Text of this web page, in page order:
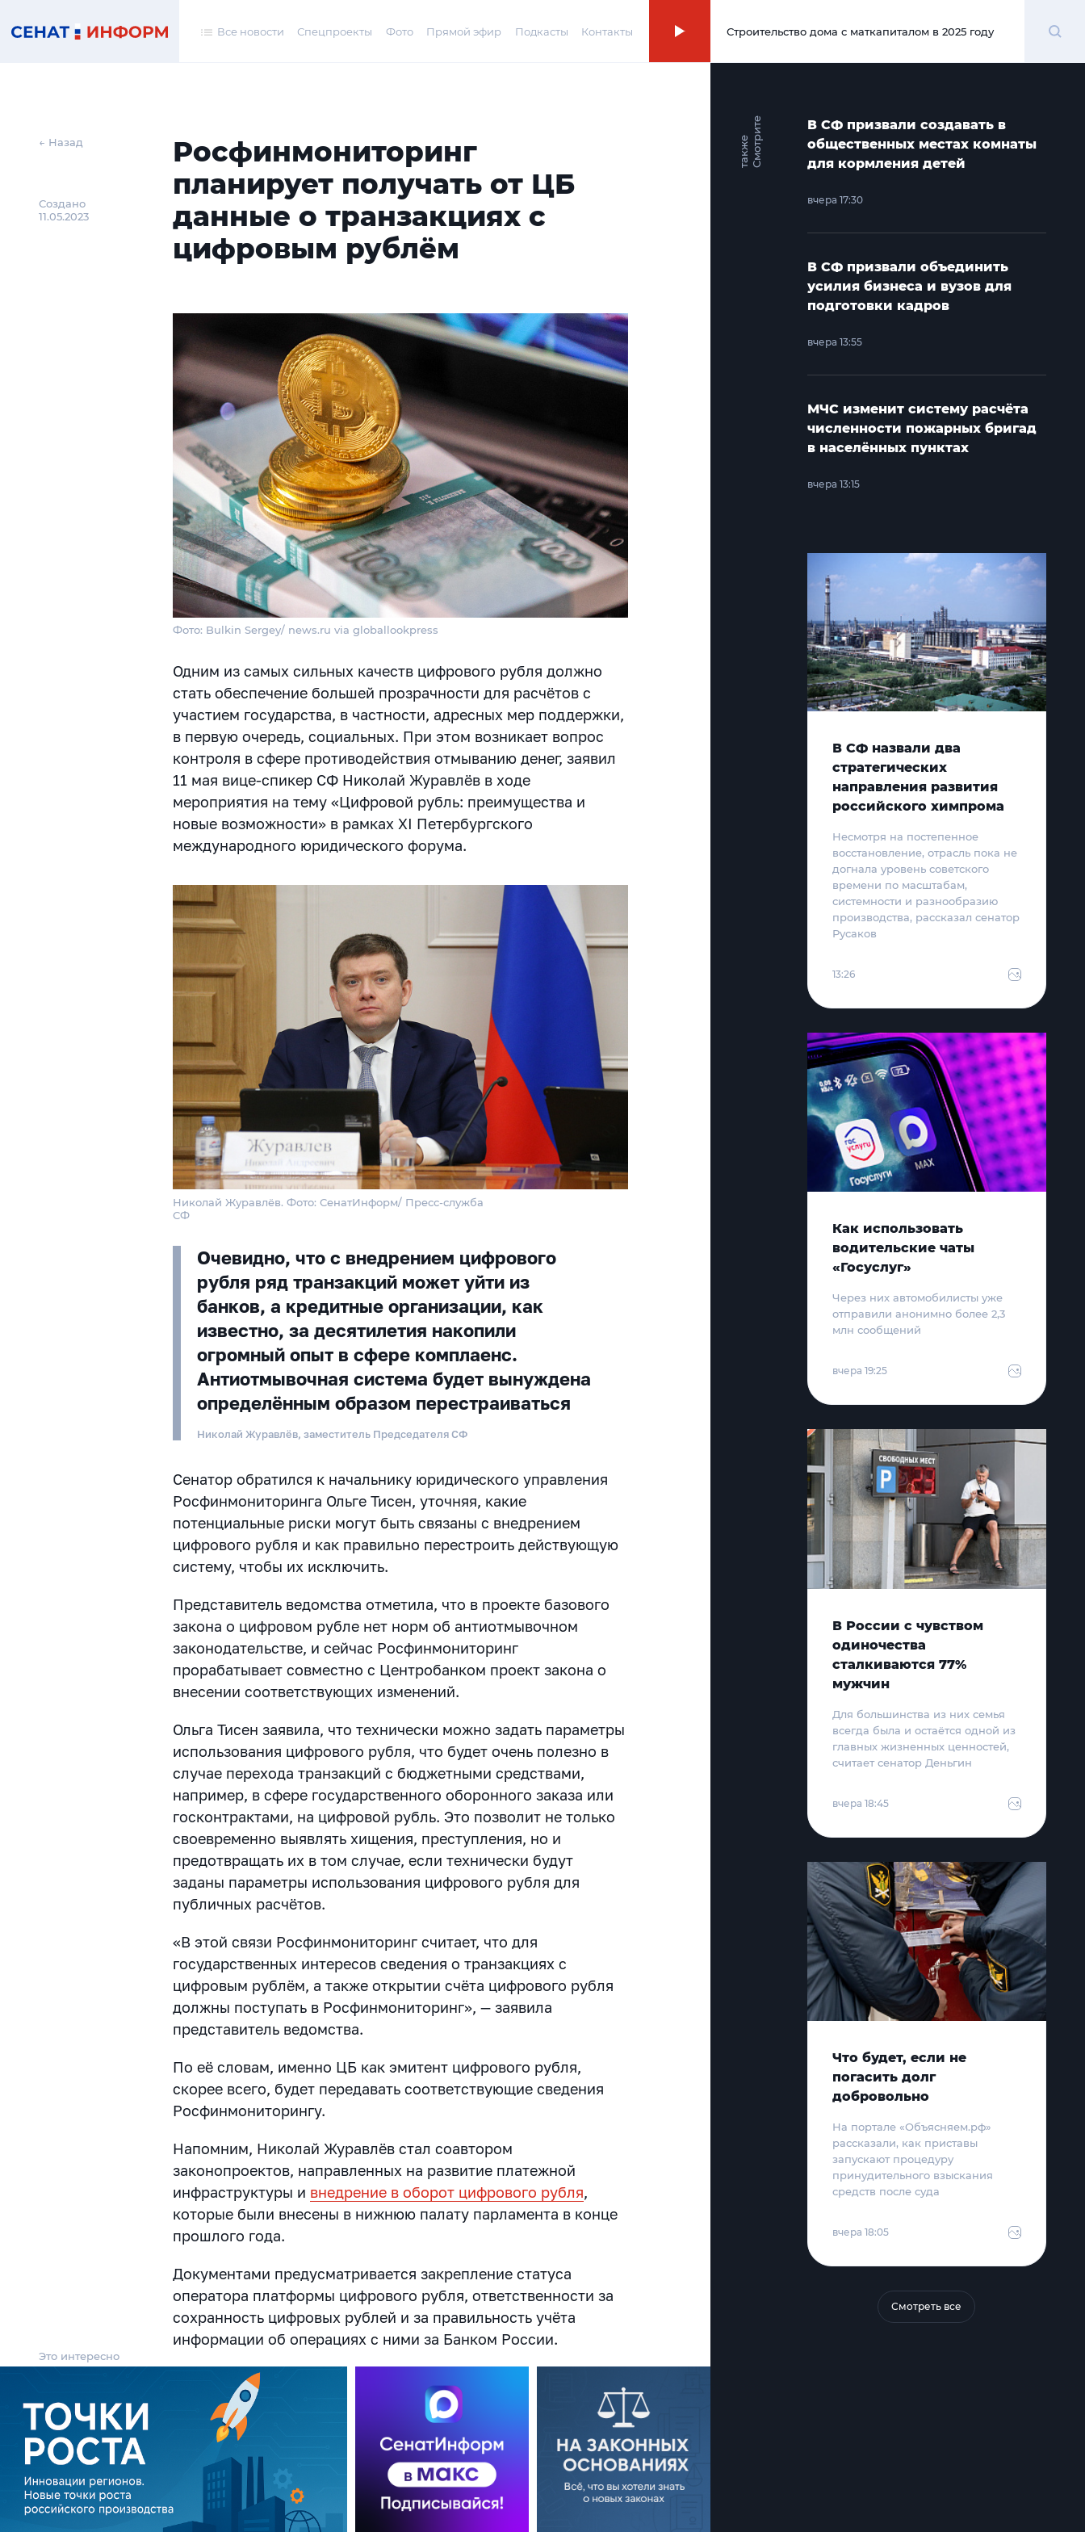
Все новости Спецпроекты Фото Прямой эфир Подкасты Контакты 00:00
Строительство дома с маткапиталом в 2025 году
← Назад
Создано
11.05.2023
Росфинмониторинг
планирует получать от ЦБ
данные о транзакциях с
цифровым рублём
Фото: Bulkin Sergey/ news.ru via globallookpress
Одним из самых сильных качеств цифрового рубля должно
стать обеспечение большей прозрачности для расчётов с
участием государства, в частности, адресных мер поддержки,
в первую очередь, социальных. При этом возникает вопрос
контроля в сфере противодействия отмыванию денег, заявил
11 мая вице-спикер СФ Николай Журавлёв в ходе
мероприятия на тему «Цифровой рубль: преимущества и
новые возможности» в рамках XI Петербургского
международного юридического форума.
Николай Журавлёв. Фото: СенатИнформ/ Пресс-служба
СФ
Очевидно, что с внедрением цифрового
рубля ряд транзакций может уйти из
банков, а кредитные организации, как
известно, за десятилетия накопили
огромный опыт в сфере комплаенс.
Антиотмывочная система будет вынуждена
определённым образом перестраиваться
Николай Журавлёв, заместитель Председателя СФ
Сенатор обратился к начальнику юридического управления
Росфинмониторинга Ольге Тисен, уточняя, какие
потенциальные риски могут быть связаны с внедрением
цифрового рубля и как правильно перестроить действующую
систему, чтобы их исключить.
Представитель ведомства отметила, что в проекте базового
закона о цифровом рубле нет норм об антиотмывочном
законодательстве, и сейчас Росфинмониторинг
прорабатывает совместно с Центробанком проект закона о
внесении соответствующих изменений.
Ольга Тисен заявила, что технически можно задать параметры
использования цифрового рубля, что будет очень полезно в
случае перехода транзакций с бюджетными средствами,
например, в сфере государственного оборонного заказа или
госконтрактами, на цифровой рубль. Это позволит не только
своевременно выявлять хищения, преступления, но и
предотвращать их в том случае, если технически будут
заданы параметры использования цифрового рубля для
публичных расчётов.
«В этой связи Росфинмониторинг считает, что для
государственных интересов сведения о транзакциях с
цифровым рублём, а также открытии счёта цифрового рубля
должны поступать в Росфинмониторинг», — заявила
представитель ведомства.
По её словам, именно ЦБ как эмитент цифрового рубля,
скорее всего, будет передавать соответствующие сведения
Росфинмониторингу.
Напомним, Николай Журавлёв стал соавтором
законопроектов, направленных на развитие платежной
инфраструктуры и внедрение в оборот цифрового рубля,
которые были внесены в нижнюю палату парламента в конце
прошлого года.
Документами предусматривается закрепление статуса
оператора платформы цифрового рубля, ответственности за
сохранность цифровых рублей и за правильность учёта
информации об операциях с ними за Банком России.
Это интересно
С
м
о
т
р и
т
е
т
а
к
ж
е
В СФ призвали создавать в
общественных местах комнаты
для кормления детей
вчера 17:30
В СФ призвали объединить
усилия бизнеса и вузов для
подготовки кадров
вчера 13:55
МЧС изменит систему расчёта
численности пожарных бригад
в населённых пунктах
вчера 13:15
В СФ назвали два
стратегических
направления развития
российского химпрома
Несмотря на постепенное
восстановление, отрасль пока не
догнала уровень советского
времени по масштабам,
системности и разнообразию
производства, рассказал сенатор
Русаков
13:26
Как использовать
водительские чаты
«Госуслуг»
Через них автомобилисты уже
отправили анонимно более 2,3
млн сообщений
вчера 19:25
В России с чувством
одиночества
сталкиваются 77%
мужчин
Для большинства из них семья
всегда была и остаётся одной из
главных жизненных ценностей,
считает сенатор Деньгин
вчера 18:45
Что будет, если не
погасить долг
добровольно
На портале «Объясняем.рф»
рассказали, как приставы
запускают процедуру
принудительного взыскания
средств после суда
вчера 18:05
Смотреть все